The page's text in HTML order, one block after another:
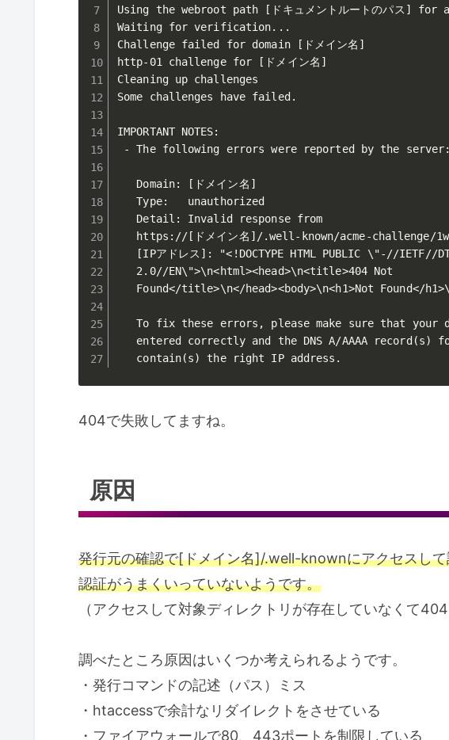
Using the webroot path [ドキュメントルートのパス] for
Waiting for verification...
Challenge failed for domain [ドメイン名]
http-01 challenge for [ドメイン名]
Cleaning up challenges
Some challenges have failed.
IMPORTANT NOTES:
- The following errors were reported by the server:
   Domain: [ドメイン名]
   Type:   unauthorized
   Detail: Invalid response from
https://[ドメイン名]/.well-known/acme-challenge/
[IPアドレス]: "<!DOCTYPE HTML PUBLIC \"-//IETF//
   2.0//EN\">\n<html><head>\n<title>404 Not
Found</title>\n</head><body>\n<h1>Not Found</
To fix these errors, please make sure that your
entered correctly and the DNS A/AAAA record(s)
   contain(s) the right IP address.
404で失敗してますね。
原因
発行元の確認で[ドメイン名]/.well-knownにアクセスし
認証がうまくいっていないようです。
（アクセスして対象ディレクトリが存在していなくて404
調べたところ原因はいくつか考えられるようです。
・発行コマンドの記述（パス）ミス
・htaccessで余計なリダイレクトをさせている
・ファイアウォールで80、443ポートを制限している